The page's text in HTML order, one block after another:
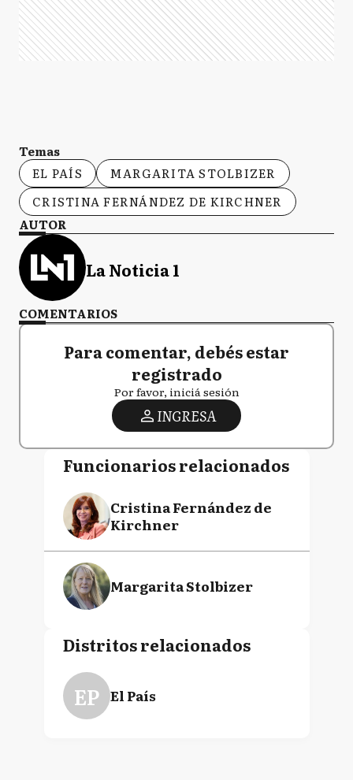
Temas
EL PAÍS
MARGARITA STOLBIZER
CRISTINA FERNÁNDEZ DE KIRCHNER
AUTOR
La Noticia 1
COMENTARIOS
Para comentar, debés estar
registrado
Por favor, iniciá sesión
INGRESA
Funcionarios relacionados
Cristina Fernández de
Kirchner
Margarita Stolbizer
Distritos relacionados
EP El País